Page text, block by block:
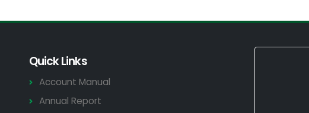
Quick Links
Account Manual
Annual Report